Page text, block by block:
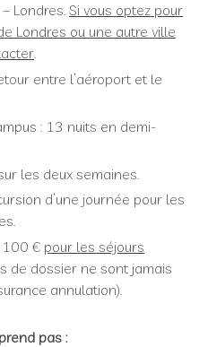
Londres. Si vous optez pour
Londres ou une autre ville
.
entre l’aéroport et le
: 13 nuits en demi-
les deux semaines.
d’une journée pour les
100 € pour les séjours
de dossier ne sont jamais
annulation).
pas :